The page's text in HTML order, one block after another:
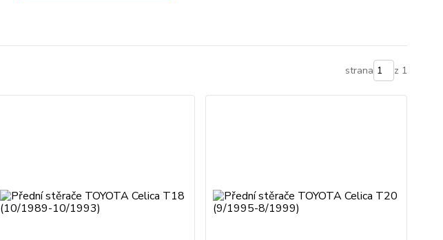
strana z 1